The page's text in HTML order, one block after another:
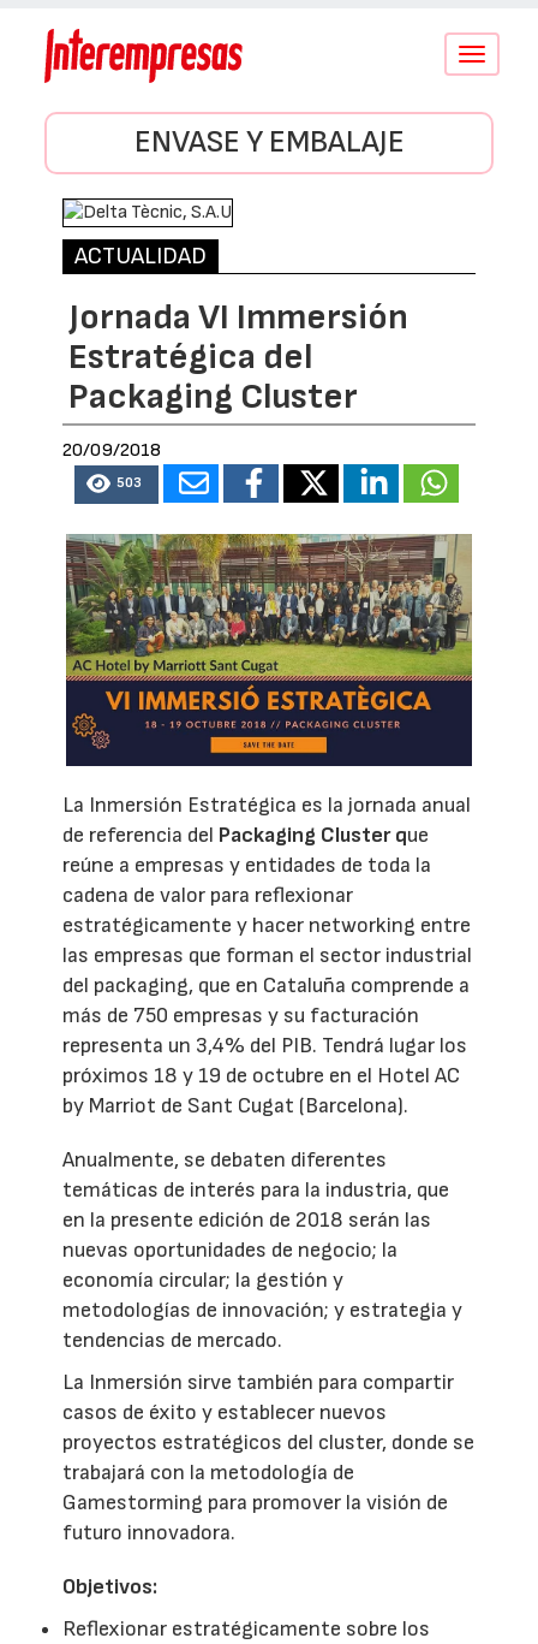
Conmutar
ENVASE Y EMBALAJE
ACTUALIDAD
Jornada VI Immersión
Estratégica del
Packaging Cluster
20/09/2018
503
La Inmersión Estratégica es la jornada anual
de referencia del Packaging Cluster que
reúne a empresas y entidades de toda la
cadena de valor para reflexionar
estratégicamente y hacer networking entre
las empresas que forman el sector industrial
del packaging, que en Cataluña comprende a
más de 750 empresas y su facturación
representa un 3,4% del PIB. Tendrá lugar los
próximos 18 y 19 de octubre en el Hotel AC
by Marriot de Sant Cugat (Barcelona).
Anualmente, se debaten diferentes
temáticas de interés para la industria, que
en la presente edición de 2018 serán las
nuevas oportunidades de negocio; la
economía circular; la gestión y
metodologías de innovación; y estrategia y
tendencias de mercado.
La Inmersión sirve también para compartir
casos de éxito y establecer nuevos
proyectos estratégicos del cluster, donde se
trabajará con la metodología de
Gamestorming para promover la visión de
futuro innovadora.
Objetivos:
Reflexionar estratégicamente sobre los